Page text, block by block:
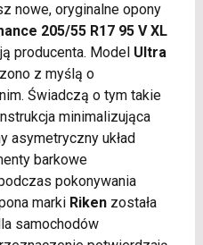
nowe, oryginalne opony
205/55 R17 95 V XL
producenta. Model Ultra
z myślą o
Świadczą o tym takie
minimalizująca
asymetryczny układ
barkowe
pokonywania
marki Rikenzostała
samochodów